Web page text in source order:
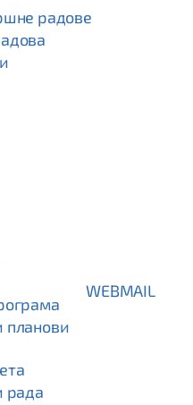
радове
планови
рада
WEBMAIL